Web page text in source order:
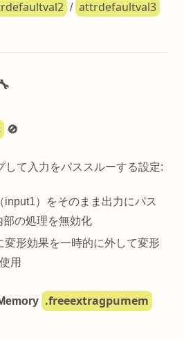
/ attrdefaultval3
🚫
して入力をパススルーする設定:
input1）をそのまま出力にパス
部の処理を無効化
変形効果を一時的に外して変形
用
.freeextragpumem